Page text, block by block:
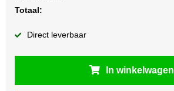
Totaal:
Direct leverbaar
In winkelwagen